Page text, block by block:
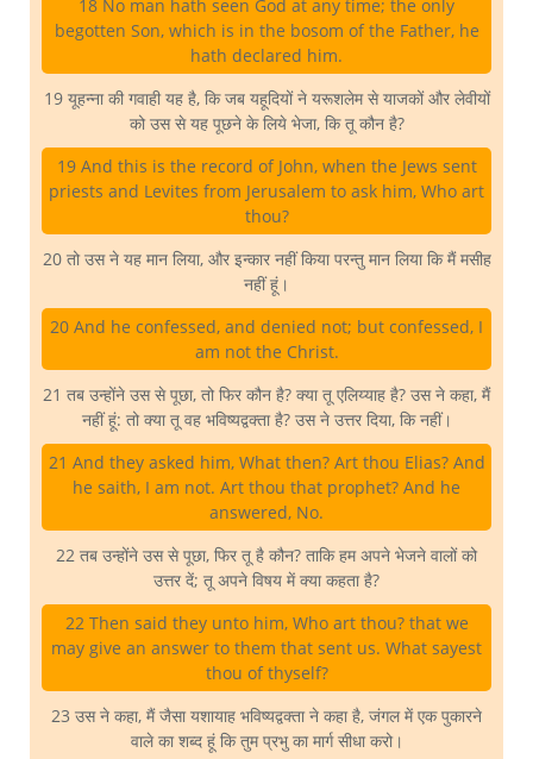
18 No man hath seen God at any time; the only
begotten Son, which is in the bosom of the Father, he
hath declared him.
19 यूहन्ना की गवाही यह है, कि जब यहूदियों ने यरूशलेम से याजकों और लेवीयों
को उस से यह पूछने के लिये भेजा, कि तू कौन है?
19 And this is the record of John, when the Jews sent
priests and Levites from Jerusalem to ask him, Who art
thou?
20 तो उस ने यह मान लिया, और इन्कार नहीं किया परन्तु मान लिया कि मैं मसीह
नहीं हूं।
20 And he confessed, and denied not; but confessed, I
am not the Christ.
21 तब उन्होंने उस से पूछा, तो फिर कौन है? क्या तू एलिय्याह है? उस ने कहा, मैं
नहीं हूं: तो क्या तू वह भविष्यद्वक्ता है? उस ने उत्तर दिया, कि नहीं।
21 And they asked him, What then? Art thou Elias? And
he saith, I am not. Art thou that prophet? And he
answered, No.
22 तब उन्होंने उस से पूछा, फिर तू है कौन? ताकि हम अपने भेजने वालों को
उत्तर दें; तू अपने विषय में क्या कहता है?
22 Then said they unto him, Who art thou? that we
may give an answer to them that sent us. What sayest
thou of thyself?
23 उस ने कहा, मैं जैसा यशायाह भविष्यद्वक्ता ने कहा है, जंगल में एक पुकारने
वाले का शब्द हूं कि तुम प्रभु का मार्ग सीधा करो।